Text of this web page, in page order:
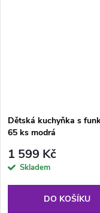
Dětská kuchyňka s
65 ks modrá
1 599 Kč
Skladem
DO KOŠÍKU